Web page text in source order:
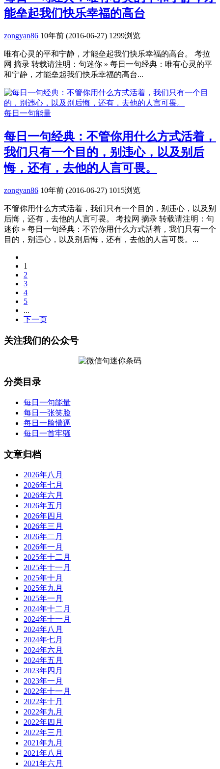
能垒起我们快乐幸福的高台
zongyan86 10年前 (2016-06-27) 1299浏览
唯有心灵的平和宁静，才能垒起我们快乐幸福的高台。 考拉
网 摘录 转载请注明：句迷你 » 每日一句经典：唯有心灵的平
和宁静，才能垒起我们快乐幸福的高台...
每日一句能量
每日一句经典：不管你用什么方式活着，
我们只有一个目的，别违心，以及别后
悔，还有，去他的人言可畏。
zongyan86 10年前 (2016-06-27) 1015浏览
不管你用什么方式活着，我们只有一个目的，别违心，以及别
后悔，还有，去他的人言可畏。 考拉网 摘录 转载请注明：句
迷你 » 每日一句经典：不管你用什么方式活着，我们只有一个
目的，别违心，以及别后悔，还有，去他的人言可畏。...
1
2
3
4
5
...
下一页
关注我们的公众号
分类目录
每日一句能量
每日一张笑脸
每日一脸懵逼
每日一首牢骚
文章归档
2026年八月
2026年七月
2026年六月
2026年五月
2026年四月
2026年三月
2026年二月
2026年一月
2025年十二月
2025年十一月
2025年十月
2025年九月
2025年一月
2024年十二月
2024年十一月
2024年八月
2024年七月
2024年六月
2024年五月
2023年四月
2023年一月
2022年十一月
2022年十月
2022年九月
2022年四月
2022年三月
2021年九月
2021年八月
2021年六月